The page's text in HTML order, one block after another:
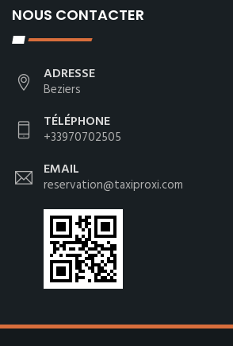
NOUS CONTACTER
ADRESSE
Beziers
TÉLÉPHONE
+33970702505
EMAIL
reservation@taxiproxi.com